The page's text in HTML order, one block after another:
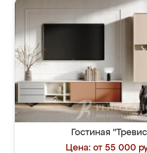
Гостиная
Цена: от 55 000